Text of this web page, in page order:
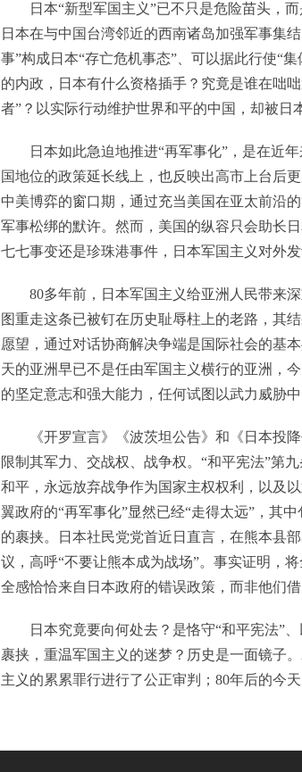
日本“新型军国主义”已不只是危险苗头，
日本在与中国台湾邻近的西南诸岛加强军事集
事”构成日本“存亡危机事态”、可以据此行使“
的内政，日本有什么资格插手？究竟是谁在咄
者”？以实际行动维护世界和平的中国，却被日
日本如此急迫地推进“再军事化”，是在近
国地位的政策延长线上，也反映出高市上台后
中美博弈的窗口期，通过充当美国在亚太前沿
军事松绑的默许。然而，美国的纵容只会助长
七七事变还是珍珠港事件，日本军国主义对外
80多年前，日本军国主义给亚洲人民带来
图重走这条已被钉在历史耻辱柱上的老路，其
愿望，通过对话协商解决争端是国际社会的基
天的亚洲早已不是任由军国主义横行的亚洲，
的坚定意志和强大能力，任何试图以武力威胁
《开罗宣言》《波茨坦公告》和《日本投
限制其军力、交战权、战争权。“和平宪法”第
和平，永远放弃战争作为国家主权权利，以及
翼政府的“再军事化”显然已经“走得太远”，其
的裹挟。日本社民党党首近日直言，在熊本县
议，高呼“不要让熊本成为战场”。事实证明，
全感恰恰来自日本政府的错误政策，而非他们借
日本究竟要向何处去？是恪守“和平宪法”
裹挟，重温军国主义的迷梦？历史是一面镜子
主义的累累罪行进行了公正审判；80年后的今